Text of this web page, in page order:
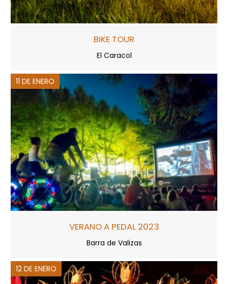
BIKE TOUR
El Caracol
11 DE ENERO
VERANO A PEDAL 2023
Barra de Valizas
12 DE ENERO